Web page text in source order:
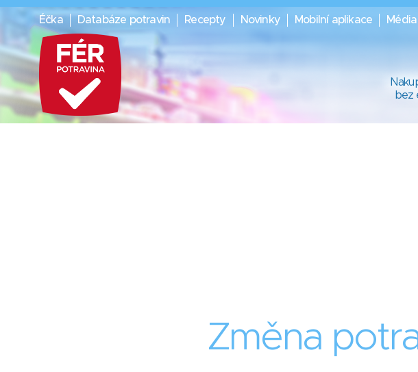
Éčka Databáze potravin Recepty Novinky Mobilní aplikace Média
bez
Změna